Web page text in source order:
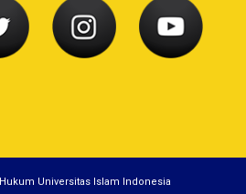
Universitas Islam Indonesia